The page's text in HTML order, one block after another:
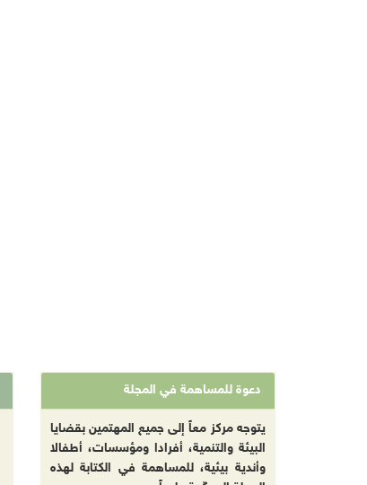
دعوة للمساهمة في المجلة
يتوجه مركز معاً إلى جميع المهتمين بقضايا
البيئة والتنمية، أفرادا ومؤسسات، أطفالا
وأندية بيئية، للمساهمة في الكتابة لهذه